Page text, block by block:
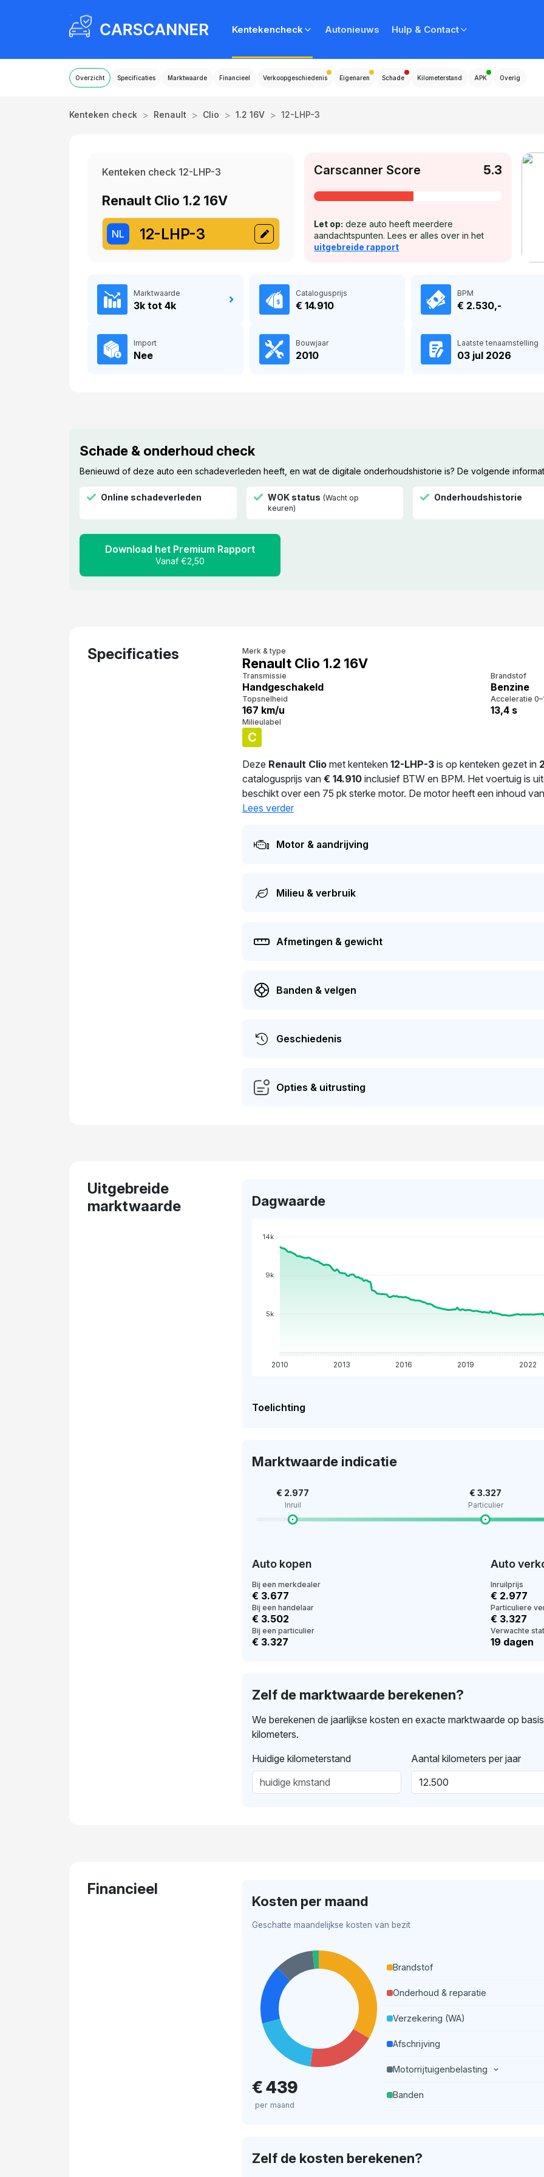
Kentekencheck Autonieuws Hulp & Contact
Overzicht Specificaties Marktwaarde Financieel Verkoopgeschiedenis Eigenaren Schade Kilometerstand APK Overig
Kenteken check > Renault > Clio > 1.2 16V > 12-LHP-3
Kenteken check 12-LHP-3
Renault Clio 1.2 16V
NL 12-LHP-3
Carscanner Score 5.3
Let op: deze auto heeft meerdere
aandachtspunten. Lees er alles over in het
uitgebreide rapport
Marktwaarde
3k tot 4k
Catalogusprijs
€ 14.910
BPM
€ 2.530,-
Import
Nee
Bouwjaar
2010
Laatste tenaamstelling
03 jul 2026
Schade & onderhoud check
Benieuwd of deze auto een schadeverleden heeft, en wat de digitale onderhoudshistorie is? De volgende
Online schadeverleden WOK status (Wacht op
keuren)
Onderhoudshistorie
Download het Premium Rapport
Vanaf €2,50
Specificaties Merk & type
Renault Clio 1.2 16V
Transmissie
Handgeschakeld
Brandstof
Benzine
Topsnelheid
167 km/u
Acceleratie
13,4 s
Milieulabel
C
Deze Renault Clio met kenteken 12-LHP-3 is op kenteken gezet in
catalogusprijs van € 14.910 inclusief BTW en BPM. Het voertuig is
beschikt over een 75 pk sterke motor. De motor heeft een inhoud
Volgens de fabrieksopgave verbruikt deze auto 5.9 l/100 km. Met
registratie 2 keer van eigenaar gewisseld. Dit model heeft
Lees verder
Motor & aandrijving
Milieu & verbruik
Afmetingen & gewicht
Banden & velgen
Geschiedenis
Opties & uitrusting
Uitgebreide
marktwaarde
Dagwaarde
14k
9k
5k
2010 2013 2016 2019 2022
Toelichting
Marktwaarde indicatie
€ 2.977
Inruil
€ 3.327
Particulier
Auto kopen
Bij een merkdealer
€ 3.677
Bij een handelaar
€ 3.502
Bij een particulier
€ 3.327
Auto
Inruilprijs
€ 2.977
Particuliere
€ 3.327
Verwachte
19 dagen
Zelf de marktwaarde berekenen?
We berekenen de jaarlijkse kosten en exacte marktwaarde op
kilometers.
Huidige kilometerstand
Aantal kilometers per jaar
Financieel
Kosten per maand
Geschatte maandelijkse kosten van bezit
€ 439
per maand
Brandstof
Onderhoud & reparatie
Verzekering (WA)
Afschrijving
Motorrijtuigenbelasting
Banden
Zelf de kosten berekenen?